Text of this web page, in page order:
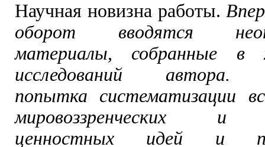
Научная новизна работы.
оборот вводятся
материалы, собранные в
исследований автора.
попытка систематизации
мировоззренческих и
ценностных идей и